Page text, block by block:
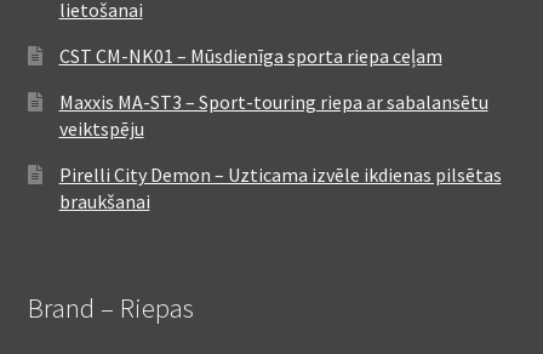
lietošanai
CST CM-NK01 – Mūsdienīga sporta riepa ceļam
Maxxis MA-ST3 – Sport-touring riepa ar sabalansētu
veiktspēju
Pirelli City Demon – Uzticama izvēle ikdienas pilsētas
braukšanai
Brand – Riepas